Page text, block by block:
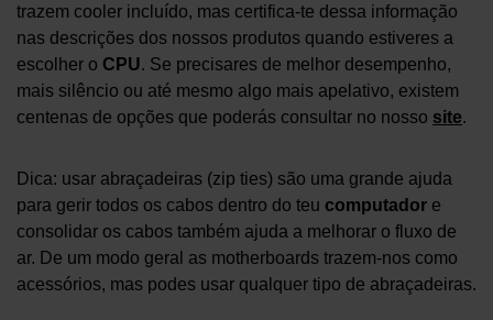
trazem cooler incluído, mas certifica-te dessa informação
nas descrições dos nossos produtos quando estiveres a
escolher o CPU. Se precisares de melhor desempenho,
mais silêncio ou até mesmo algo mais apelativo, existem
centenas de opções que poderás consultar no nosso site.
Dica: usar abraçadeiras (zip ties) são uma grande ajuda
para gerir todos os cabos dentro do teu computador e
consolidar os cabos também ajuda a melhorar o fluxo de
ar. De um modo geral as motherboards trazem-nos como
acessórios, mas podes usar qualquer tipo de abraçadeiras.